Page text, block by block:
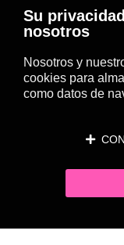
Su
nosotros
Nosotros y
cookies para
como datos de